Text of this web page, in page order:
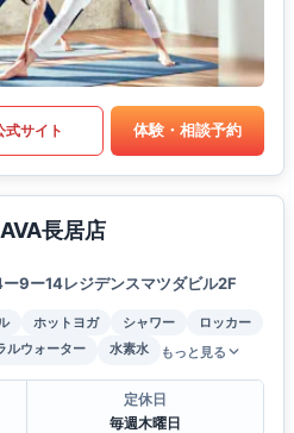
式サイト 体験・相談予約
長居店
9ー14レジデンスマツダビル2F
ホットヨガ シャワー
ロッカー
ルウォーター 水素水 もっと見る
定休日
毎週木曜日